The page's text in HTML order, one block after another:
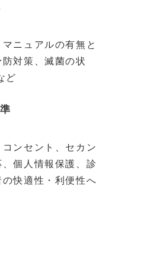
ニュアルの有無と
対策、滅菌の状
ど
ンセント、セカン
、個人情報保護、診
快適性・利便性へ